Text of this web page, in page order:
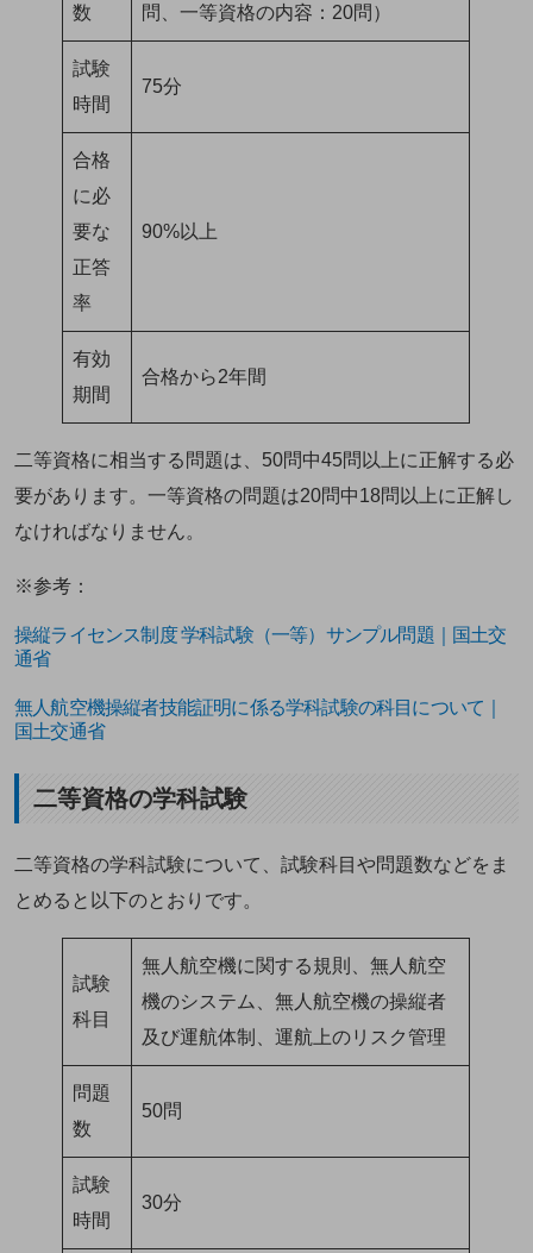
数
問、一等資格の内容：20問）
試験
時間
75分
合格
に必
要な
正答
率
90%以上
有効
期間
合格から2年間
二等資格に相当する問題は、50問中45問以上に正解する必
要があります。一等資格の問題は20問中18問以上に正解し
なければなりません。
※参考：
操縦ライセンス制度 学科試験（一等）サンプル問題｜国土交
通省
無人航空機操縦者技能証明に係る学科試験の科目について｜
国土交通省
二等資格の学科試験
二等資格の学科試験について、試験科目や問題数などをま
とめると以下のとおりです。
試験
科目
無人航空機に関する規則、無人航空
機のシステム、無人航空機の操縦者
及び運航体制、運航上のリスク管理
問題
数
50問
試験
時間
30分